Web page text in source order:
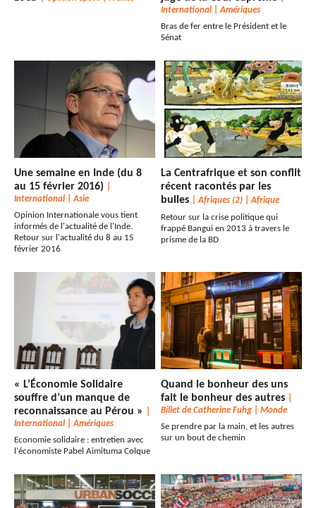
International
|Amériques
Bras de fer entre le Président et le
Sénat
Une semaine en Inde (du 8
au 15 février 2016)
International
|Asie
Opinion Internationale vous tient
informés de l'actualité de l'Inde.
Retour sur l'actualité du 8 au 15
février 2016
La Centrafrique et son conflit
récent racontés par les
bulles
|Afriques (2) |Afrique
Retour sur la crise politique qui
frappé Bangui en 2013 à travers le
prisme de la BD
« L’Économie Solidaire
souffre d’un manque de
reconnaissance au Pérou »
International
|Amériques
Economie solidaire : entretien avec
l'économiste Pabel Aimituma Colque
Quand le bonheur des uns
fait le bonheur des autres
Billet de Catherine Fuhg
|Monde
Se prendre par la main, et les autres
sur un bout de chemin